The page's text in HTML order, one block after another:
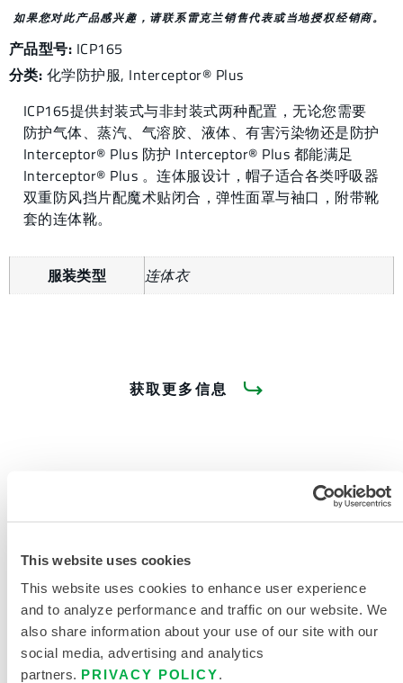
This website uses cookies
This website uses cookies to enhance user experience
and to analyze performance and traffic on our website. We
also share information about your use of our site with our
social media, advertising and analytics
partners. PRIVACY POLICY.
如果您对此产品感兴趣，请联系雷克兰销售代表或当地授权经销商。
产品型号: ICP165
分类: 化学防护服, Interceptor® Plus
ICP165提供封装式与非封装式两种配置，无论您需要
防护气体、蒸汽、气溶胶、液体、有害污染物还是防护
Interceptor® Plus 防护 Interceptor® Plus 都能满足
Interceptor® Plus 。连体服设计，帽子适合各类呼吸器
双重防风挡片配魔术贴闭合，弹性面罩与袖口，附带靴
套的连体靴。
服装类型 连体衣
获取更多信息
产品资料
相关文件